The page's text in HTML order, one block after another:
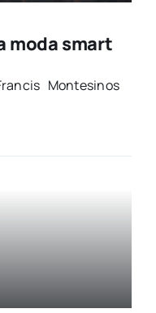
moda smart
Mon­te­si­nos